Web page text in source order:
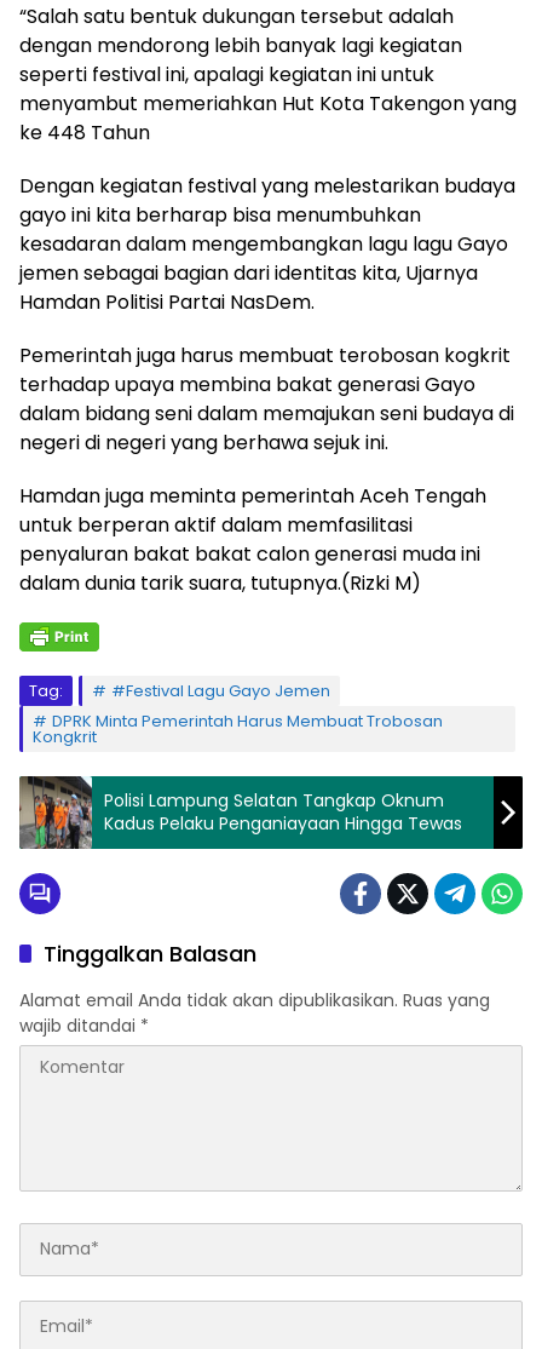
“Salah satu bentuk dukungan tersebut adalah
dengan mendorong lebih banyak lagi kegiatan
seperti festival ini, apalagi kegiatan ini untuk
menyambut memeriahkan Hut Kota Takengon yang
ke 448 Tahun
Dengan kegiatan festival yang melestarikan budaya
gayo ini kita berharap bisa menumbuhkan
kesadaran dalam mengembangkan lagu lagu Gayo
jemen sebagai bagian dari identitas kita, Ujarnya
Hamdan Politisi Partai NasDem.
Pemerintah juga harus membuat terobosan kogkrit
terhadap upaya membina bakat generasi Gayo
dalam bidang seni dalam memajukan seni budaya di
negeri di negeri yang berhawa sejuk ini.
Hamdan juga meminta pemerintah Aceh Tengah
untuk berperan aktif dalam memfasilitasi
penyaluran bakat bakat calon generasi muda ini
dalam dunia tarik suara, tutupnya.(Rizki M)
Tag:
#Festival Lagu Gayo Jemen
DPRK Minta Pemerintah Harus Membuat Trobosan
Kongkrit
Polisi Lampung Selatan Tangkap Oknum
Kadus Pelaku Penganiayaan Hingga Tewas
Tinggalkan Balasan
Alamat email Anda tidak akan dipublikasikan. Ruas yang
wajib ditandai *